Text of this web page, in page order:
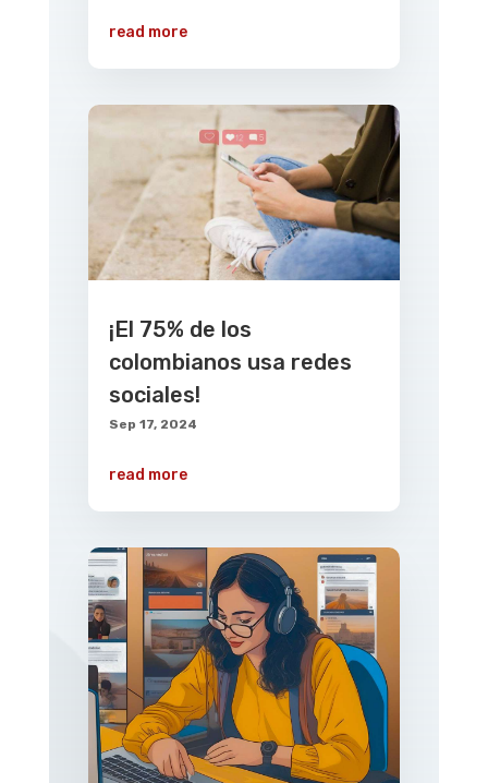
read more
¡El 75% de los
colombianos usa redes
sociales!
Sep 17, 2024
read more